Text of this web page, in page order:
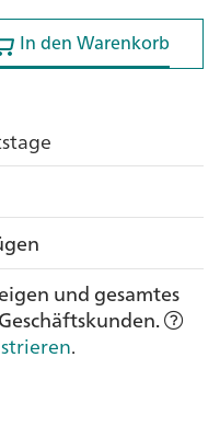
In den Warenkorb
In den Warenkorb
und gesamtes
.